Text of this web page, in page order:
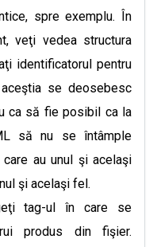
spre exemplu. În
veţi vedea structura
identificatorul pentru
se deosebesc
ca să fie posibil ca la
să nu se întâmple
au unul şi acelaşi
şi acelaşi fel.
tag-ul în care se
produs din fişier.